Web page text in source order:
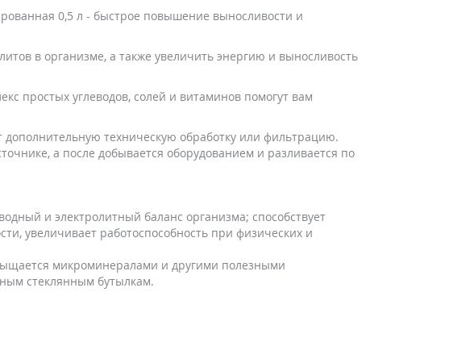
0,5 л - быстрое повышение выносливости и
в организме, а также увеличить энергию и выносливость
простых углеводов, солей и витаминов помогут вам
дополнительную техническую обработку или фильтрацию.
а после добывается оборудованием и разливается по
и электролитный баланс организма; способствует
увеличивает работоспособность при физических и
микроминералами и другими полезными
стеклянным бутылкам.